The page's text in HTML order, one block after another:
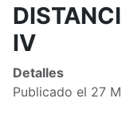
IV
Detalles
Publicado el 27